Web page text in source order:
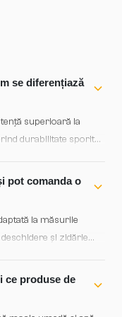
se diferențiază
superioară la
durabilitate sporită
și o ușurință în
natural sau al
pot comanda o
la măsurile
și zidărie
de toc și
o instalare
ce produse de